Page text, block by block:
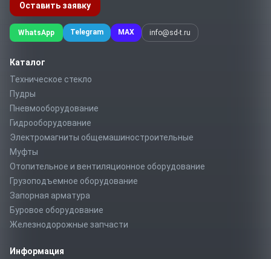
Оставить заявку
WhatsApp Telegram MAX info@sd-t.ru
Каталог
Техническое стекло
Пудры
Пневмооборудование
Гидрооборудование
Электромагниты общемашиностроительные
Муфты
Отопительное и вентиляционное оборудование
Грузоподъемное оборудование
Запорная арматура
Буровое оборудование
Железнодорожные запчасти
Информация